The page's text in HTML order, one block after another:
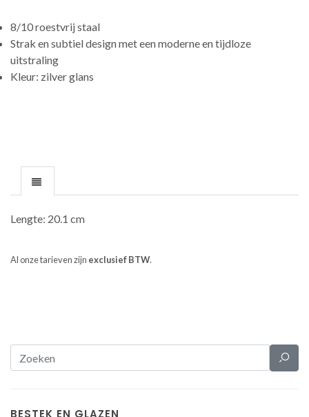
8/10 roestvrij staal
Strak en subtiel design met een moderne en tijdloze
uitstraling
Kleur: zilver glans
Lengte: 20.1 cm
Al onze tarieven zijn exclusief BTW.
BESTEK EN GLAZEN